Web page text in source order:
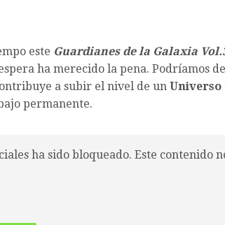
este Guardianes de la Galaxia
ha merecido la pena. Podríamos
a subir el nivel de un
permanente.
ha sido bloqueado. Este contenido